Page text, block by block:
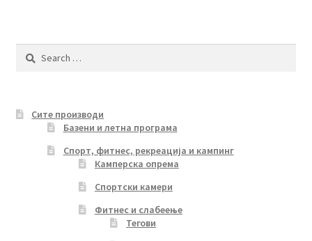
Search
Сите производи
Базени и летна програма
Спорт, фитнес, рекреација и кампинг
Камперска опрема
Спортски камери
Фитнес и слабеење
Тегови